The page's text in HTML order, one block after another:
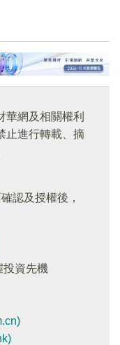
華網及相關權利
止進行轉載、摘
認及授權後，
投資先機